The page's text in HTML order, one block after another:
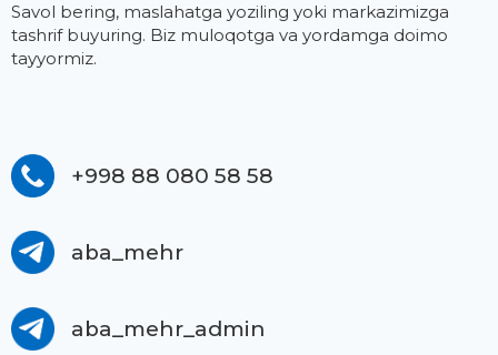
Savol bering, maslahatga yoziling yoki markazimizga
tashrif buyuring. Biz muloqotga va yordamga doimo
tayyormiz.
+998 88 080 58 58
aba_mehr
aba_mehr_admin